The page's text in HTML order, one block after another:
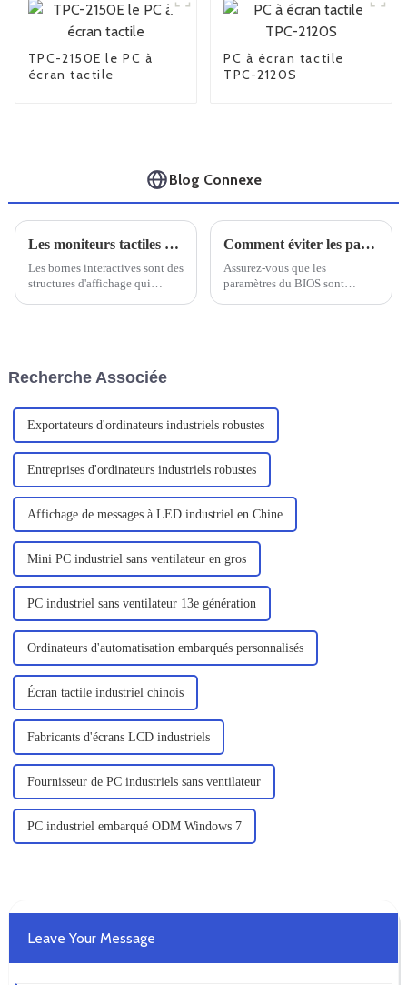
TPC-2150E le PC à
écran tactile
PC à écran tactile
TPC-2120S
Blog Connexe
Les moniteurs tactiles classés IP67 relèvent le défi des bornes automatiques
Les bornes interactives sont des
structures d'affichage qui
Comment éviter les pannes informatiques
Assurez-vous que les
paramètres du BIOS sont
Recherche Associée
Exportateurs d'ordinateurs industriels robustes
Entreprises d'ordinateurs industriels robustes
Affichage de messages à LED industriel en Chine
Mini PC industriel sans ventilateur en gros
PC industriel sans ventilateur 13e génération
Ordinateurs d'automatisation embarqués personnalisés
Écran tactile industriel chinois
Fabricants d'écrans LCD industriels
Fournisseur de PC industriels sans ventilateur
PC industriel embarqué ODM Windows 7
Leave Your Message